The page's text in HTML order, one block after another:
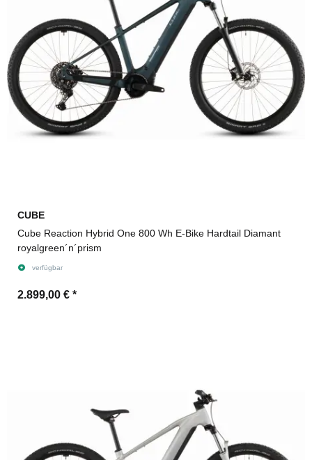
CUBE
Cube Reaction Hybrid One 800 Wh E-Bike Hardtail Diamant
royalgreen´n´prism
verfügbar
2.899,00 € *